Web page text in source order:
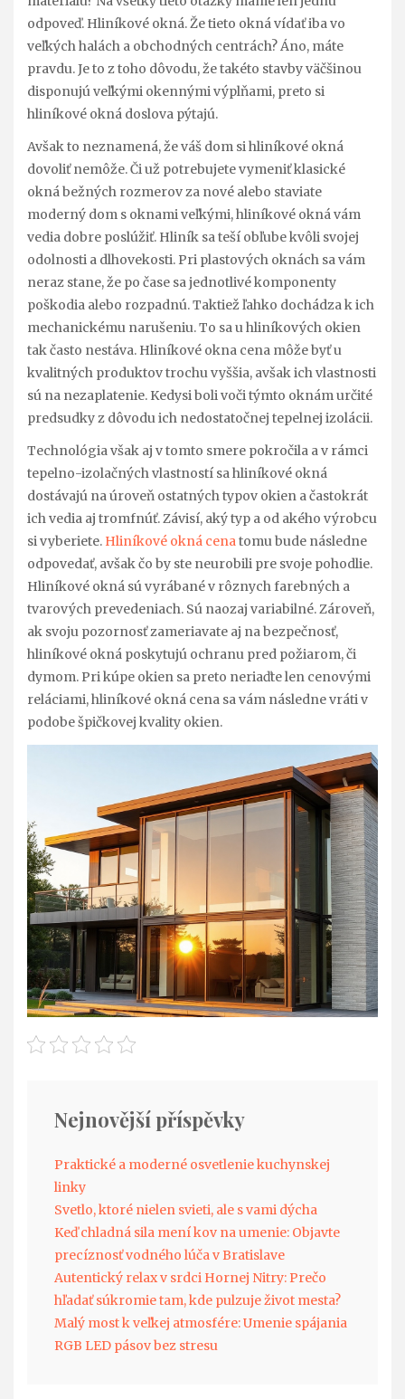
odpoveď. Hliníkové okná. Že tieto okná vídať iba vo
veľkých halách a obchodných centrách? Áno, máte
pravdu. Je to z toho dôvodu, že takéto stavby väčšinou
disponujú veľkými okennými výplňami, preto si
hliníkové okná doslova pýtajú.
Avšak to neznamená, že váš dom si hliníkové okná
dovoliť nemôže. Či už potrebujete vymeniť klasické
okná bežných rozmerov za nové alebo staviate
moderný dom s oknami veľkými, hliníkové okná vám
vedia dobre poslúžiť. Hliník sa teší obľube kvôli svojej
odolnosti a dlhovekosti. Pri plastových oknách sa vám
neraz stane, že po čase sa jednotlivé komponenty
poškodia alebo rozpadnú. Taktiež ľahko dochádza k ich
mechanickému narušeniu. To sa u hliníkových okien
tak často nestáva. Hliníkové okna cena môže byť u
kvalitných produktov trochu vyššia, avšak ich vlastnosti
sú na nezaplatenie. Kedysi boli voči týmto oknám určité
predsudky z dôvodu ich nedostatočnej tepelnej izolácii.
Technológia však aj v tomto smere pokročila a v rámci
tepelno-izolačných vlastností sa hliníkové okná
dostávajú na úroveň ostatných typov okien a častokrát
ich vedia aj tromfnúť. Závisí, aký typ a od akého výrobcu
si vyberiete. Hliníkové okná cenatomu bude následne
odpovedať, avšak čo by ste neurobili pre svoje pohodlie.
Hliníkové okná sú vyrábané v rôznych farebných a
tvarových prevedeniach. Sú naozaj variabilné. Zároveň,
ak svoju pozornosť zameriavate aj na bezpečnosť,
hliníkové okná poskytujú ochranu pred požiarom, či
dymom. Pri kúpe okien sa preto neriaďte len cenovými
reláciami, hliníkové okná cena sa vám následne vráti v
podobe špičkovej kvality okien.
Nejnovější příspěvky
Praktické a moderné osvetlenie kuchynskej
linky
Svetlo, ktoré nielen svieti, ale s vami dýcha
Keď chladná sila mení kov na umenie: Objavte
precíznosť vodného lúča v Bratislave
Autentický relax v srdci Hornej Nitry: Prečo
hľadať súkromie tam, kde pulzuje život mesta?
Malý most k veľkej atmosfére: Umenie spájania
RGB LED pásov bez stresu